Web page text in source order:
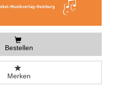
Bestellen
Merken